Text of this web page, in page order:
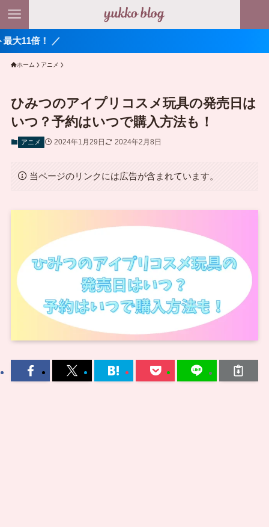
／
ホーム アニメ
ひみつのアイプリコスメ玩具の発売日は
いつ？予約はいつで購入方法も！
アニメ 2024年1月29日 2024年2月8日
当ページのリンクには広告が含まれています。